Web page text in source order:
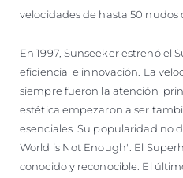
velocidades de hasta 50 nudos
En 1997, Sunseeker estrenó el
eficiencia e innovación. La
siempre fueron la atención
estética empezaron a ser
esenciales. Su popularidad no
World is Not Enough". El
conocido y reconocible. El